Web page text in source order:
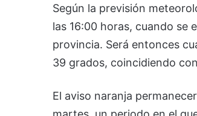
Según la previsión
las 16:00 horas, cuando se
provincia. Será entonces
39 grados, coincidiendo
El aviso naranja